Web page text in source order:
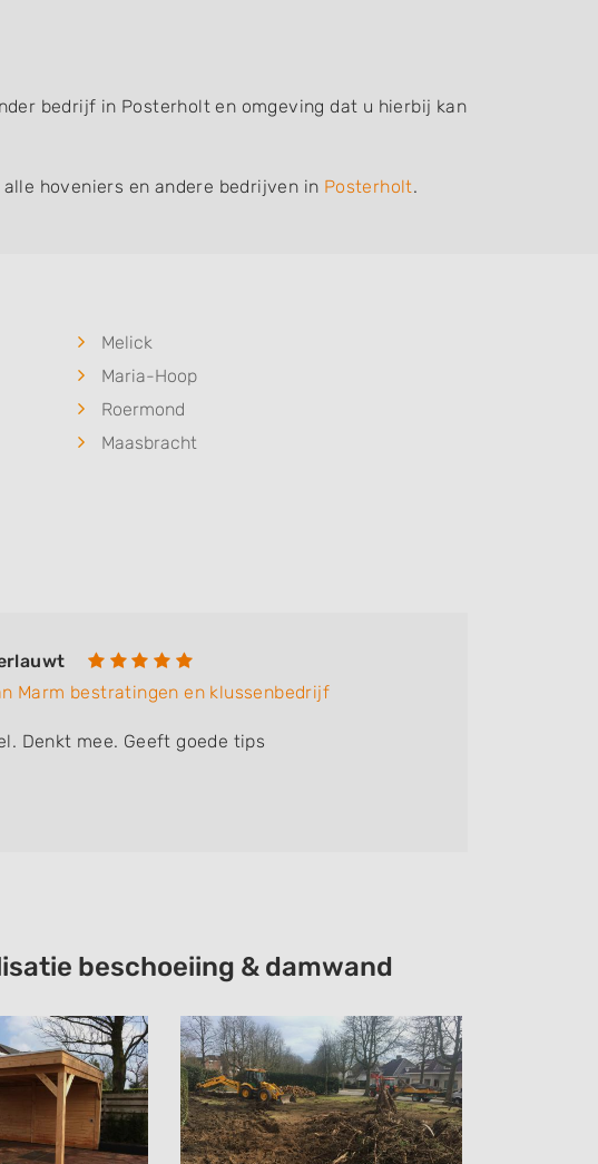
bedrijf in Posterholt en omgeving dat u hierbij kan
hoveniers en andere bedrijven in Posterholt.
Melick
Maria-Hoop
Roermond
Maasbracht
Marm bestratingen en klussenbedrijf
Denkt mee. Geeft goede tips
beschoeiing & damwand